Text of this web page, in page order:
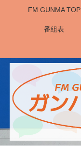
FM GUNMA TOP
番組表